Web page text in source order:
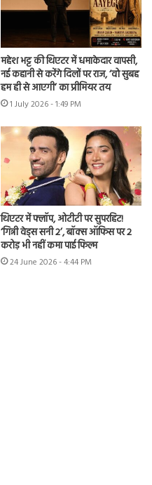
महेश भट्ट की थिएटर में धमाकेदार वापसी,
नई कहानी से करेंगे दिलों पर राज, ‘वो सुबह
हम ही से आएगी’ का प्रीमियर तय
1 July 2026 - 1:49 PM
थिएटर में फ्लॉप, ओटीटी पर सुपरहिट!
‘गिन्नी वेड्स सनी 2’, बॉक्स ऑफिस पर 2
करोड़ भी नहीं कमा पाई फिल्म
24 June 2026 - 4:44 PM